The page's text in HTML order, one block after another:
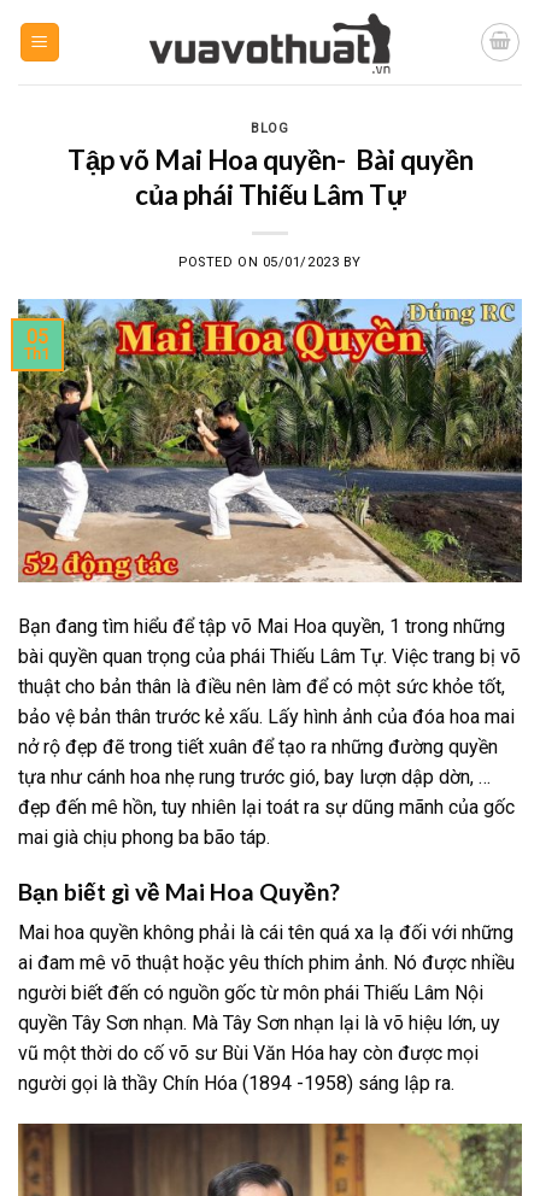
BLOG
Tập võ Mai Hoa quyền- Bài quyền
của phái Thiếu Lâm Tự
POSTED ON 05/01/2023 BY
05
Th1
Bạn đang tìm hiểu để tập võ Mai Hoa quyền, 1 trong những
bài quyền quan trọng của phái Thiếu Lâm Tự. Việc trang bị võ
thuật cho bản thân là điều nên làm để có một sức khỏe tốt,
bảo vệ bản thân trước kẻ xấu. Lấy hình ảnh của đóa hoa mai
nở rộ đẹp đẽ trong tiết xuân để tạo ra những đường quyền
tựa như cánh hoa nhẹ rung trước gió, bay lượn dập dờn, …
đẹp đến mê hồn, tuy nhiên lại toát ra sự dũng mãnh của gốc
mai già chịu phong ba bão táp.
Bạn biết gì về Mai Hoa Quyền?
Mai hoa quyền không phải là cái tên quá xa lạ đối với những
ai đam mê võ thuật hoặc yêu thích phim ảnh. Nó được nhiều
người biết đến có nguồn gốc từ môn phái Thiếu Lâm Nội
quyền Tây Sơn nhạn. Mà Tây Sơn nhạn lại là võ hiệu lớn, uy
vũ một thời do cố võ sư Bùi Văn Hóa hay còn được mọi
người gọi là thầy Chín Hóa (1894 -1958) sáng lập ra.